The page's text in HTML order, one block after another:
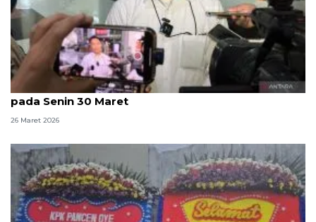
KPK: Kasus kuota haji berprogres, kami sampaikan
pada Senin 30 Maret
26 Maret 2026